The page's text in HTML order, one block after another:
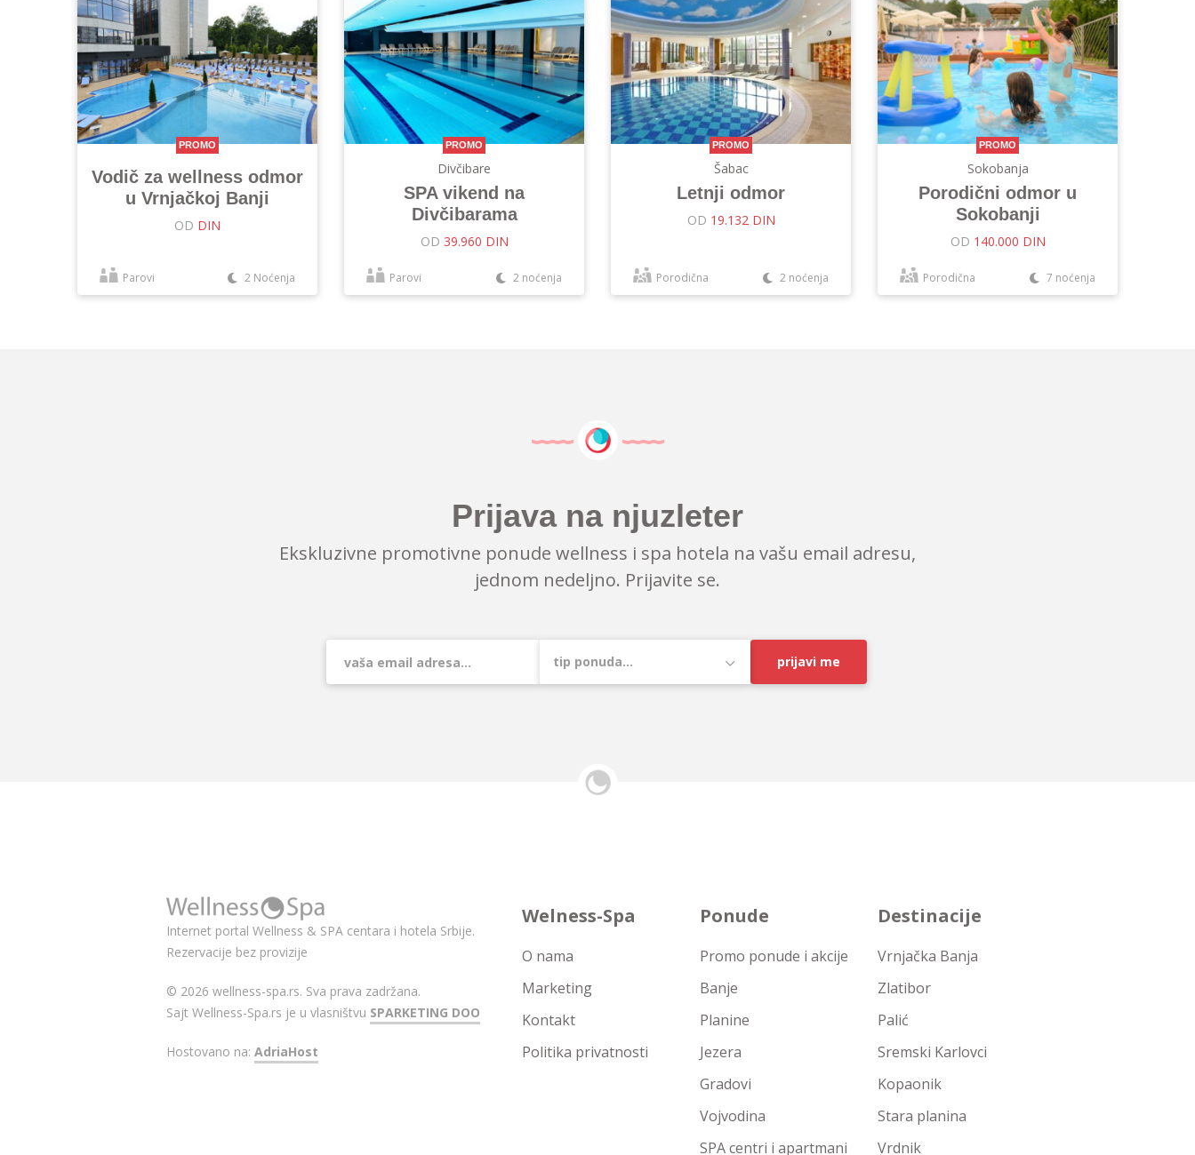
PROMO
Vodič za wellness odmor
u Vrnjačkoj Banji
OD DIN
Parovi 2 Noćenja
PROMO
Divčibare
SPA vikend na
Divčibarama
OD 39.960 DIN
Parovi 2 noćenja
PROMO
Šabac
Letnji odmor
OD 19.132 DIN
Porodična 2 noćenja
PROMO
Sokobanja
Porodični odmor u
Sokobanji
OD 140.000 DIN
Porodična 7 noćenja
Prijava na njuzleter
Ekskluzivne promotivne ponude wellness i spa hotela na vašu email adresu,
jednom nedeljno. Prijavite se.
prijavi me
Internet portal Wellness & SPA centara i hotela Srbije.
Rezervacije bez provizije
© 2026 wellness-spa.rs. Sva prava zadržana.
Sajt Wellness-Spa.rs je u vlasništvu SPARKETING DOO
Hostovano na: AdriaHost
Welness-Spa
O nama
Marketing
Kontakt
Politika privatnosti
Ponude
Promo ponude i akcije
Banje
Planine
Jezera
Gradovi
Vojvodina
SPA centri i apartmani
Destinacije
Vrnjačka Banja
Zlatibor
Palić
Sremski Karlovci
Kopaonik
Stara planina
Vrdnik